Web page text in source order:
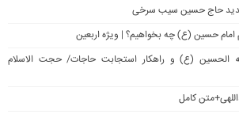
جدید حاج حسین سیب سرخی
امام حسین (ع) چه بخواهیم؟ | ویژه اربعین
الحسین (ع) و راهکار استجابت حاجات/ حجت الاسلام
کامل